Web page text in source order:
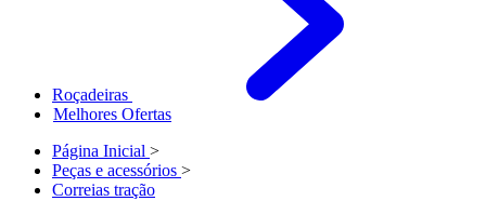
Roçadeiras
Melhores Ofertas
Página Inicial >
Peças e acessórios >
Correias tração